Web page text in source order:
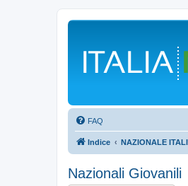
FAQ
Indice NAZIONALE
Nazionali Giovanili